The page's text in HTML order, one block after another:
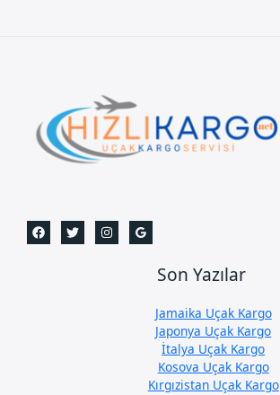
Son Yazılar
Jamaika Uçak Kargo
Japonya Uçak Kargo
İtalya Uçak Kargo
Kosova Uçak Kargo
Kırgızistan Uçak Kargo